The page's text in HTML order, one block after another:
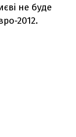
не буде
2012.